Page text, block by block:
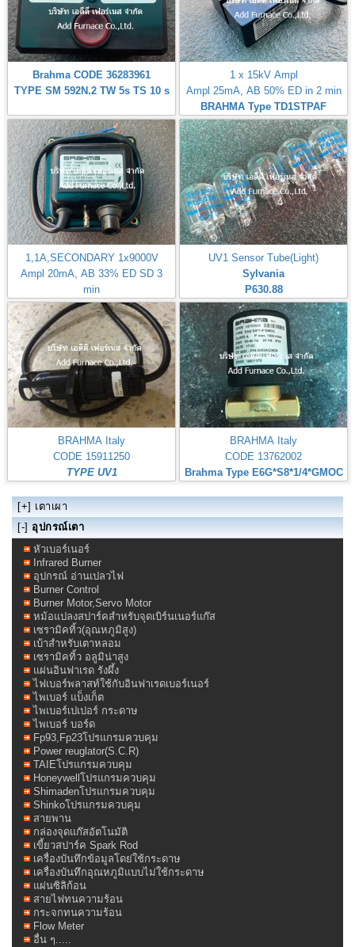
Brahma CODE 36283961
TYPE SM 592N.2 TW 5s TS 10 s
1 x 15kV Ampl
Ampl 25mA, AB 50% ED in 2 min
BRAHMA Type TD1STPAF
1,1A,SECONDARY 1x9000V
Ampl 20mA, AB 33% ED SD 3
min
BRAHMA Italy TYPE T11/M
UV1 Sensor Tube(Light)
Sylvania
P630.88
BRAHMA Italy
CODE 15911250
TYPE UV1
BRAHMA Italy
CODE 13762002
Brahma Type E6G*S8*1/4*GMOC
[+] เตาเผา
[-] อุปกรณ์เตา
หัวเบอร์เนอร์
Infrared Burner
อุปกรณ์ อ่านเปลวไฟ
Burner Control
Burner Motor,Servo Motor
หม้อแปลงสปาร์คสำหรับจุดเบิร์นเนอร์แก๊ส
เซรามิคทิ้ว(อุณหภูมิสูง)
เบ้าสำหรับเตาหลอม
เซรามิคทิ้ว อลูมิน่าสูง
แผ่นอินฟาเรด รังผึ้ง
ไฟเบอร์พลาสท์ใช้กับอินฟาเรดเบอร์เนอร์
ไพเบอร์ แบ็งเก็ต
ไพเบอร์เปเปอร์ กระดาษ
ไพเบอร์ บอร์ด
Fp93,Fp23โปรแกรมควบคุม
Power reuglator(S.C.R)
TAIEโปรแกรมควบคุม
Honeywellโปรแกรมควบคุม
Shimadenโปรแกรมควบคุม
Shinkoโปรแกรมควบคุม
สายพาน
กล่องจุดแก๊สอัตโนมัติ
เขี้ยวสปาร์ค Spark Rod
เครื่องบันทึกข้อมูลโดย่ใช้กระดาษ
เครื่องบันทึกอุณหภูมิแบบไม่ใช้กระดาษ
แผ่นซิลิก้อน
สายไฟทนความร้อน
กระจกทนความร้อน
Flow Meter
อื่น ๆ.....